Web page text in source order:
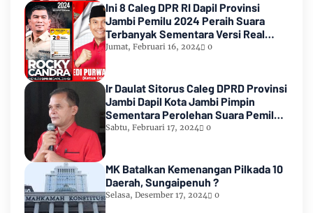
Ini 8 Caleg DPR RI Dapil Provinsi
Jambi Pemilu 2024 Peraih Suara
Terbanyak Sementara Versi Real
Count KPU RI
Jumat, Februari 16, 2024 0
Ir Daulat Sitorus Caleg DPRD Provinsi
Jambi Dapil Kota Jambi Pimpin
Sementara Perolehan Suara Pemilu
2024
Sabtu, Februari 17, 2024 0
MK Batalkan Kemenangan Pilkada 10
Daerah, Sungaipenuh ?
Selasa, Desember 17, 2024 0